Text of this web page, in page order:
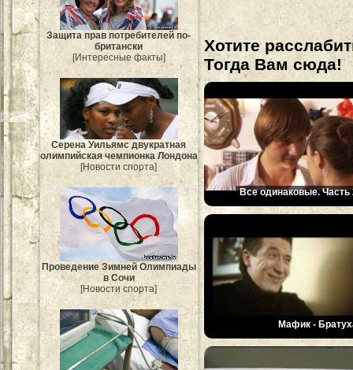
Защита прав потребителей по-
британски
[Интересные факты]
Серена Уильямс двукратная
олимпийская чемпионка Лондона
[Новости спорта]
Проведение Зимней Олимпиады
в Сочи
[Новости спорта]
Хотите
Тогда Вам сюда!
Все одинаковые. Часть
Мафик -